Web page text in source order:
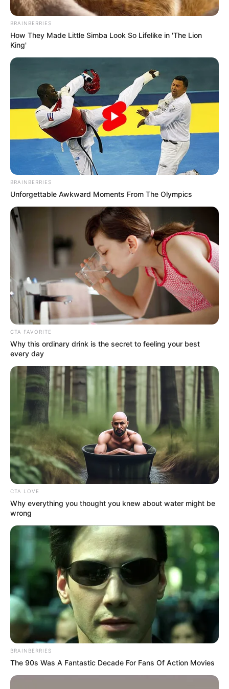
Posted
in
Friss hírek
Tombolt, ordított a közönség:
Majka tegnap este világgá
kürtölte, hogy….
bySzerző • July 15, 2025
Majka „Bindzsisztánja” meghódította a Budapest
Parkot. Majoros Péter, azaz Majka, ismét
lenyűgözte a közönséget a Budapest Parkban, ahol
legújabb turnéja, a „Bindzsisztán” került színpadra.
BRAINBERRIES
How They Made Little Simba Look So Lifelike in 'The Lion
King'
BRAINBERRIES
Unforgettable Awkward Moments From The Olympics
CTA FAVORITE
Why this ordinary drink is the secret to feeling your best
every day
CTA LOVE
Why everything you thought you knew about water might be
wrong
BRAINBERRIES
The 90s Was A Fantastic Decade For Fans Of Action Movies